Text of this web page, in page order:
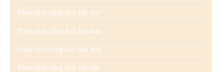
Phiên dịch tiếng Anh hội chợ
Phiên dịch tiếng Anh hội thảo
Phiên dịch tiếng Anh nhà máy
Phiên dịch tiếng Anh nối tiếp